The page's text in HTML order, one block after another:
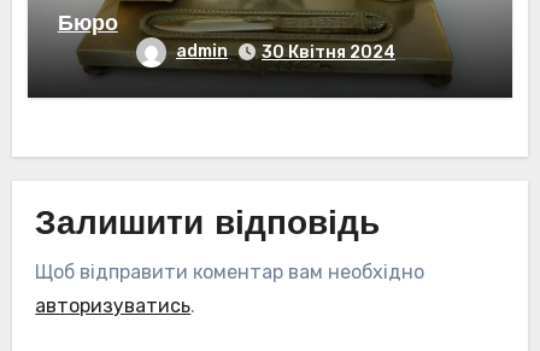
Бюро
admin 30 Квітня 2024
Залишити відповідь
Щоб відправити коментар вам необхідно
авторизуватись.